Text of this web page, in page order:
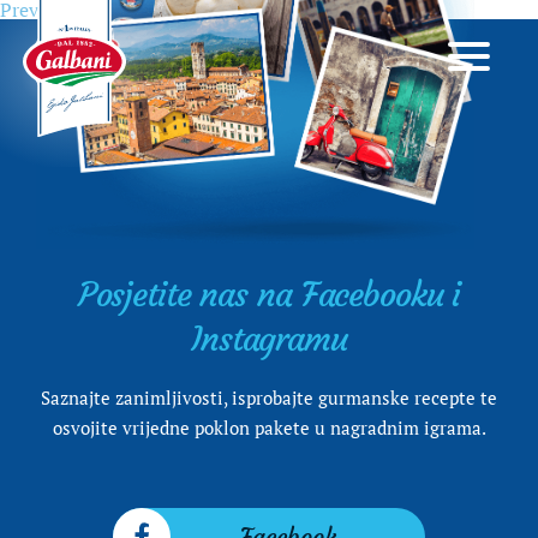
Navigacija
objava
Previous Previous
post:
Casanova, zavodnik svjetskog glasa
Posjetite nas na Facebooku i
Instagramu
Saznajte zanimljivosti, isprobajte gurmanske recepte te
osvojite vrijedne poklon pakete u nagradnim igrama.